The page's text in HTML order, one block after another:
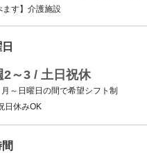
ます】介護施設
2～3 / 土日祝休
月～日曜日の間で希望シフト制
日休みOK